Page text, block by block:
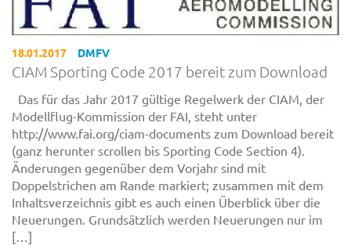
18.01.2017 DMFV
CIAM Sporting Code 2017 bereit zum Download
Das für das Jahr 2017 gültige Regelwerk der CIAM, der
Modellflug-Kommission der FAI, steht unter
http://www.fai.org/ciam-documents zum Download bereit
(ganz herunter scrollen bis Sporting Code Section 4).
Änderungen gegenüber dem Vorjahr sind mit
Doppelstrichen am Rande markiert; zusammen mit dem
Inhaltsverzeichnis gibt es auch einen Überblick über die
Neuerungen. Grundsätzlich werden Neuerungen nur im
[…]